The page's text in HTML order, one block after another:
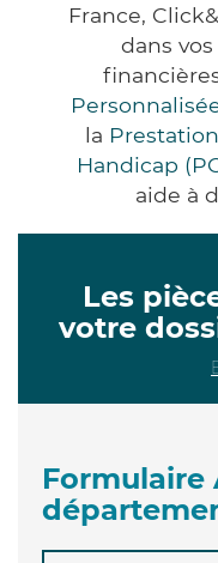
France,
dans
la
Handicap
aide à
Les
votre
Formulaire